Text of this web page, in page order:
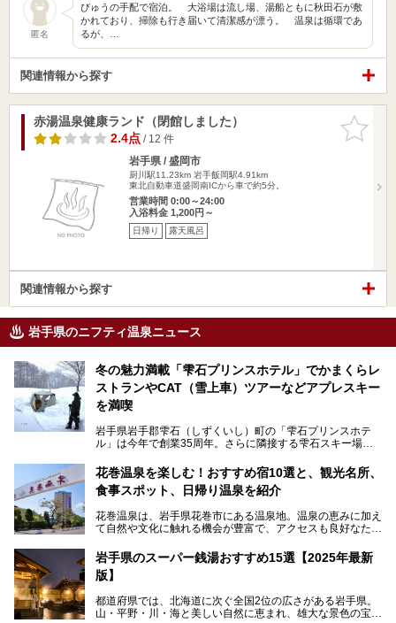
匿名
びゅうの手配で宿泊。 大浴場は流し場、湯船ともに秋田石が敷
かれており、掃除も行き届いて清潔感が漂う。 温泉は循環であ
るが、…
関連情報から探す
お気に入
りに追加
赤湯温泉健康ランド（閉館しました）
2.4点/ 12 件
岩手県 / 盛岡市
厨川駅11.23km 岩手飯岡駅4.91km
東北自動車道盛岡南ICから車で約5分。
営業時間 0:00～24:00
入浴料金 1,200円～
日帰り 露天風呂
関連情報から探す
岩手県のニフティ温泉ニュース
冬の魅力満載「雫石プリンスホテル」でかまくらレ
ストランやCAT（雪上車）ツアーなどアプレスキー
を満喫
岩手県岩手郡雫石（しずくいし）町の「雫石プリンスホテ
ル」は今年で創業35周年。さらに隣接する雫石スキー場は
の後"）の充実をはかり、テーマをSNOW（雪）＋NOVA
（新星）で「SNØVA（スノーヴァ）」としました！
喫できるパウダースノーの雫石。というわけで、「雫石プリ
ンスホテル」にお出かけして楽しめるアクティビティや温泉
───
提供元：株式会社西武・プリンスホテルズワールドワイド
この記事は雫石プリンスホテルのPR記事です。
花巻温泉を楽しむ！おすすめ宿10選と、観光名所、
食事スポット、日帰り温泉を紹介
花巻温泉は、岩手県花巻市にある温泉地。温泉の恵みに加え
て自然や文化に触れる機会が豊富で、アクセスも良好なた
この記事では、花巻温泉の魅力、おすすめの宿・注目すべき
観光スポット・味わい深い食事処・気軽に立ち寄れる日帰り
花巻温泉での日常を忘れられる特別な体験を通じて、いつも
岩手県のスーパー銭湯おすすめ15選【2025年最新
版】
都道府県では、北海道に次ぐ全国2位の広さがある岩手県。
山・平野・川・海と美しい自然に恵まれ、雄大な景色の宝庫